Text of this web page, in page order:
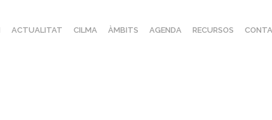
ACTUALITAT CILMA ÀMBITS AGENDA RECURSOS